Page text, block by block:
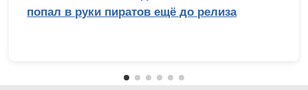
попал в руки пиратов ещё до релиза